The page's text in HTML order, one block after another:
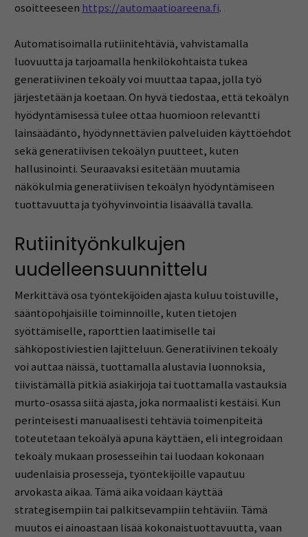
osoitteeseen https://automaatioareena.fi.
Automatisoimalla rutiinitehtäviä, vahvistamalla
luovuutta ja tarjoamalla henkilökohtaista tukea
generatiivinen tekoäly voi muuttaa tapaa, jolla työ
järjestetään ja koetaan. On hyvä tiedostaa, että tekoälyn
hyödyntämisessä tulee ottaa huomioon relevantti
lainsäädäntö, hyödynnettävien palveluiden käyttöehdot
sekä generatiivisen tekoälyn puutteet, kuten
hallusinointi. Seuraavaksi esitetään muutamia
näkökulmia generatiivisen tekoälyn hyödyntämiseen
tuottavuutta ja työhyvinvointia lisäävällä tavalla.
Rutiinityönkulkujen
uudelleensuunnittelu
Merkittävä osa työntekijöiden ajasta kuluu toistuville,
sääntöpohjaisille toiminnoille, kuten tietojen
syöttämiselle, raporttien laatimiselle tai
sähköpostiviestien lajitteluun. Generatiivinen tekoäly
voi auttaa näissä, tuottamalla alustavia luonnoksia,
tiivistämällä pitkiä asiakirjoja tai tuottamalla vastauksia
murto-osassa siitä ajasta, joka normaalisti kestäisi. Kun
perinteisesti manuaalisesti tehtäviä toimenpiteitä
toteutetaan tekoälyä apuna käyttäen, eli integroidaan
tekoäly mukaan prosesseihin tai luodaan kokonaan
uudenlaisia prosesseja, työntekijöille vapautuu
arvokasta aikaa. Tämä aika voidaan käyttää
strategisempiin tai palkitsevampiin tehtäviin. Tämä
muutos ei ainoastaan lisää kokonaistuottavuutta, vaan